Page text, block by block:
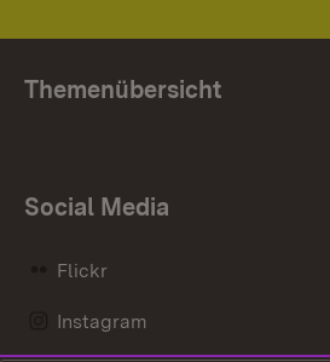
Themenübersicht
Social Media
Flickr
Instagram